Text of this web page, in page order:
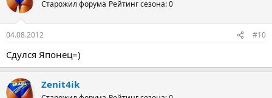
Старожил форума Рейтинг сезона: 0
04.08.2012 #10
Сдулся Японец=)
Zenit4ik